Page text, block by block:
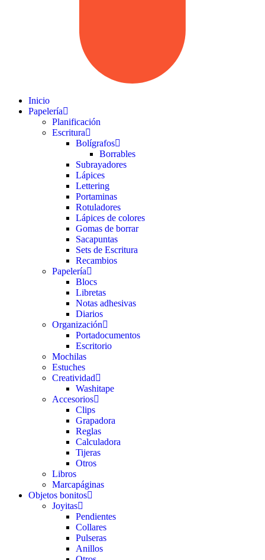
Inicio
Papelería
Planificación
Escritura
Bolígrafos
Borrables
Subrayadores
Lápices
Lettering
Portaminas
Rotuladores
Lápices de colores
Gomas de borrar
Sacapuntas
Sets de Escritura
Recambios
Papelería
Blocs
Libretas
Notas adhesivas
Diarios
Organización
Portadocumentos
Escritorio
Mochilas
Estuches
Creatividad
Washitape
Accesorios
Clips
Grapadora
Reglas
Calculadora
Tijeras
Otros
Libros
Marcapáginas
Objetos bonitos
Joyitas
Pendientes
Collares
Pulseras
Anillos